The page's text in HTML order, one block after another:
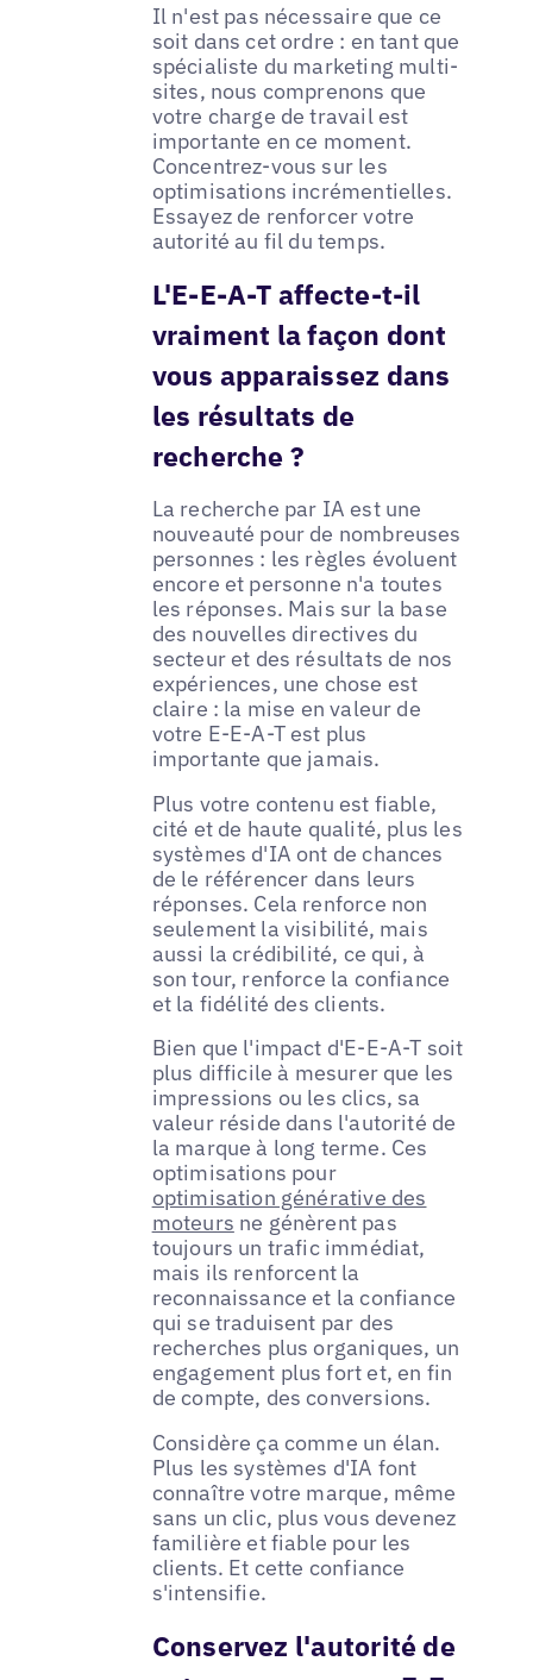
Il n'est pas nécessaire que ce
soit dans cet ordre : en tant que
spécialiste du marketing multi-
sites, nous comprenons que
votre charge de travail est
importante en ce moment.
Concentrez-vous sur les
optimisations incrémentielles.
Essayez de renforcer votre
autorité au fil du temps.
L'E-E-A-T affecte-t-il
vraiment la façon dont
vous apparaissez dans
les résultats de
recherche ?
La recherche par IA est une
nouveauté pour de nombreuses
personnes : les règles évoluent
encore et personne n'a toutes
les réponses. Mais sur la base
des nouvelles directives du
secteur et des résultats de nos
expériences, une chose est
claire : la mise en valeur de
votre E-E-A-T est plus
importante que jamais.
Plus votre contenu est fiable,
cité et de haute qualité, plus les
systèmes d'IA ont de chances
de le référencer dans leurs
réponses. Cela renforce non
seulement la visibilité, mais
aussi la crédibilité, ce qui, à
son tour, renforce la confiance
et la fidélité des clients.
Bien que l'impact d'E-E-A-T soit
plus difficile à mesurer que les
impressions ou les clics, sa
valeur réside dans l'autorité de
la marque à long terme. Ces
optimisations pour
optimisation générative des
moteurs ne génèrent pas
toujours un trafic immédiat,
mais ils renforcent la
reconnaissance et la confiance
qui se traduisent par des
recherches plus organiques, un
engagement plus fort et, en fin
de compte, des conversions.
Considère ça comme un élan.
Plus les systèmes d'IA font
connaître votre marque, même
sans un clic, plus vous devenez
familière et fiable pour les
clients. Et cette confiance
s'intensifie.
Conservez l'autorité de